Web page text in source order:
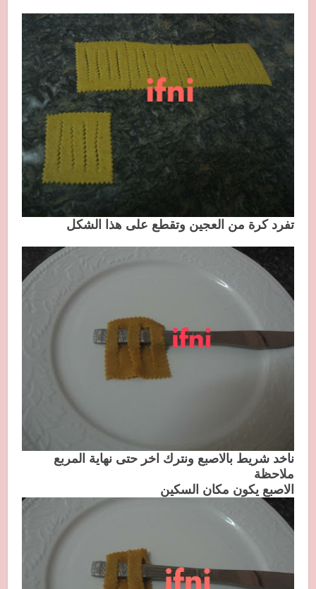
تفرد كرة من العجين وتقطع على هذا الشكل
ناخد شريط بالاصبع ونترك اخر حتى نهاية المربع
ملاحظة
الاصبع يكون مكان السكين